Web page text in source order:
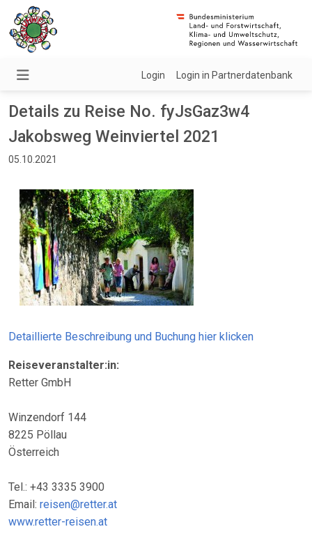
Login Login in Partnerdatenbank
Details zu Reise No. fyJsGaz3w4
Jakobsweg Weinviertel 2021
05.10.2021
Detaillierte Beschreibung und Buchung hier klicken
Reiseveranstalter:in:
Retter GmbH
Winzendorf 144
8225 Pöllau
Österreich
Tel.: +43 3335 3900
Email: reisen@retter.at
www.retter-reisen.at